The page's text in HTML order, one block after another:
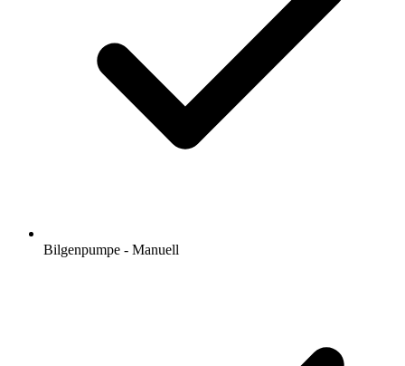
Bilgenpumpe - Manuell